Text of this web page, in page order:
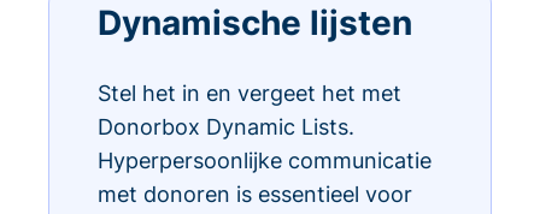
Dynamische lijsten
Stel het in en vergeet het met
Donorbox Dynamic Lists.
Hyperpersoonlijke communicatie
met donoren is essentieel voor